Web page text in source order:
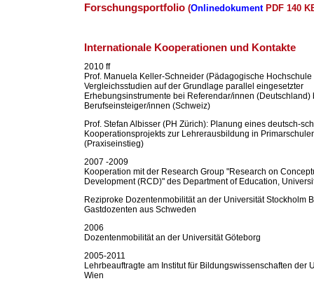
Forschungsportfolio (OnlinedokumentPDF 140
Internationale Kooperationen und Kontakte
2010 ff
Prof. Manuela Keller-Schneider (Pädagogische Hochschule
Vergleichsstudien auf der Grundlage parallel eingesetzter
Erhebungsinstrumente bei Referendar/innen (Deutschland)
Berufseinsteiger/innen (Schweiz)
Prof. Stefan Albisser (PH Zürich): Planung eines deutsch-
Kooperationsprojekts zur Lehrerausbildung in
(Praxiseinstieg)
2007 -2009
Kooperation mit der Research Group "Research on
Development (RCD)" des Department of Education,
Reziproke Dozentenmobilität an der Universität Stockholm
Gastdozenten aus Schweden
2006
Dozentenmobilität an der Universität Göteborg
2005-2011
Lehrbeauftragte am Institut für Bildungswissenschaften der
Wien